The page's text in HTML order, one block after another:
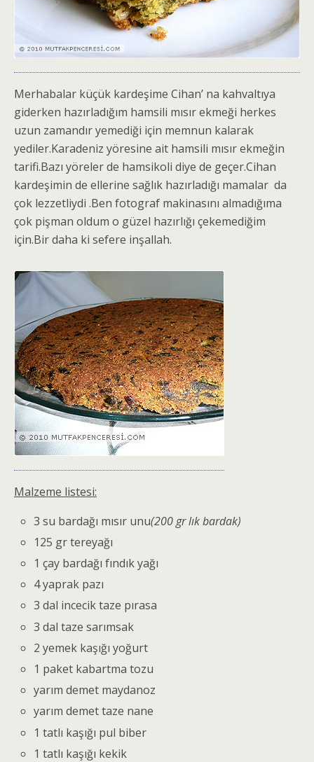
Merhabalar küçük kardeşime Cihan’ na kahvaltıya
giderken hazırladığım hamsili mısır ekmeği herkes
uzun zamandır yemediği için memnun kalarak
yediler.Karadeniz yöresine ait hamsili mısır ekmeğin
tarifi.Bazı yöreler de hamsikoli diye de geçer.Cihan
kardeşimin de ellerine sağlık hazırladığı mamalar da
çok lezzetliydi .Ben fotograf makinasını almadığıma
çok pişman oldum o güzel hazırlığı çekemediğim
için.Bir daha ki sefere inşallah.
Malzeme listesi:
3 su bardağı mısır unu(200 gr lık bardak)
125 gr tereyağı
1 çay bardağı fındık yağı
4 yaprak pazı
3 dal incecik taze pırasa
3 dal taze sarımsak
2 yemek kaşığı yoğurt
1 paket kabartma tozu
yarım demet maydanoz
yarım demet taze nane
1 tatlı kaşığı pul biber
1 tatlı kaşığı kekik